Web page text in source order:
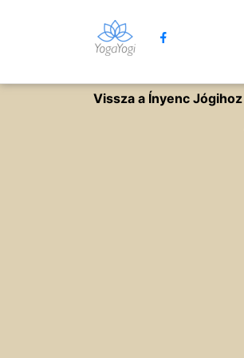
Vissza a Ínyenc Jógihoz